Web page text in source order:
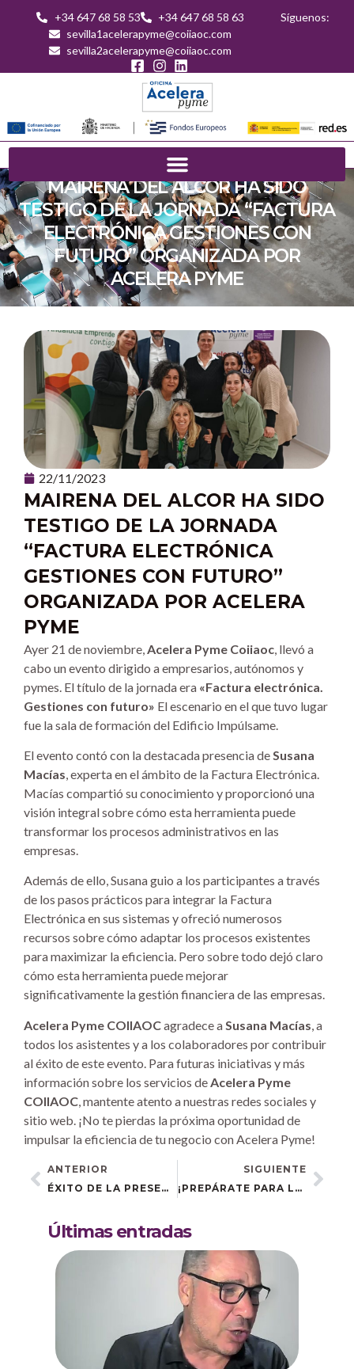
+34 647 68 58 53
+34 647 68 58 63
sevilla1acelerapyme@coiiaoc.com
sevilla2acelerapyme@coiiaoc.com
Síguenos:
MAIRENA DEL ALCOR HA SIDO
TESTIGO DE LA JORNADA “FACTURA
ELECTRÓNICA GESTIONES CON
FUTURO” ORGANIZADA POR
ACELERA PYME
22/11/2023
MAIRENA DEL ALCOR HA SIDO
TESTIGO DE LA JORNADA
“FACTURA ELECTRÓNICA
GESTIONES CON FUTURO”
ORGANIZADA POR ACELERA
PYME
Ayer 21 de noviembre, Acelera Pyme Coiiaoc , llevó a
cabo un evento dirigido a empresarios, autónomos y
pymes. El título de la jornada era «Factura electrónica.
Gestiones con futuro» El escenario en el que tuvo lugar
fue la sala de formación del Edificio Impúlsame.
El evento contó con la destacada presencia deSusana
Macías, experta en el ámbito de la Factura Electrónica.
Macías compartió su conocimiento y proporcionó una
visión integral sobre cómo esta herramienta puede
transformar los procesos administrativos en las
empresas.
Además de ello, Susana guio a los participantes a través
de los pasos prácticos para integrar la Factura
Electrónica en sus sistemas y ofreció numerosos
recursos sobre cómo adaptar los procesos existentes
para maximizar la eficiencia. Pero sobre todo dejó claro
cómo esta herramienta puede mejorar
significativamente la gestión financiera de las empresas.
Acelera Pyme COIIAOCagradece a Susana Macías , a
todos los asistentes y a los colaboradores por contribuir
al éxito de este evento. Para futuras iniciativas y más
información sobre los servicios de Acelera Pyme
COIIAOC , mantente atento a nuestras redes sociales y
sitio web. ¡No te pierdas la próxima oportunidad de
impulsar la eficiencia de tu negocio con Acelera Pyme!
ANTERIOR
ÉXITO DE LA PRESENTACIÓN DE LA OFICINA ACELERA PYME EN SANLÚCAR DE BARRAMEDA
SIGUIENTE
¡PREPÁRATE PARA LA ACTUALIZACIÓN DIGITAL CON ACELERA PYME EN CASTILLEJA DE LA CUESTA!
Últimas entradas